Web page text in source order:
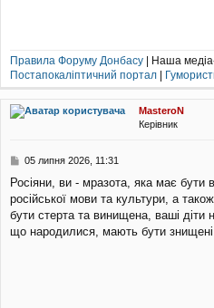
Правила Форуму Донбасу | Наша
Постапокаліптичний портал |
MasteroN
Керівник
П
в
і
д
о
05 липня 2026, 11:31
Росіяни, ви - мразота, яка має бути
російської мови та культури, а
бути стерта та винищена, ваші діти
що народилися, мають бути